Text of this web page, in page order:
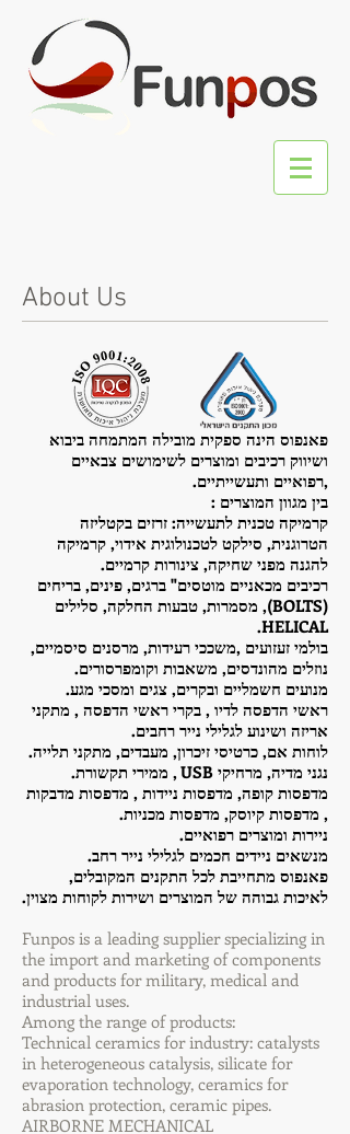
About Us
פאנפוס הינה ספקית מובילה המתמחה ביבוא
ושיווק רכיבים ומוצרים לשימושים צבאיים
,רפואיים ותעשייתיים.
בין מגוון המוצרים :
קרמיקה טכנית לתעשייה: זרזים בקטליזה
הטרוגנית, סילקט לטכנולוגית אידוי, קרמיקה
להגנה מפני שחיקה, צינורות קרמיים.
רכיבים מכאניים מוטסים" ברגים, פינים, בריחים
(BOLTS), מסמרות, טבעות החלקה, סלילים
HELICAL.
בולמי זעזועים ,משככי רעידות, מרסנים סיסמיים,
נוזלים מהונדסים, משאבות וקומפרסורים.
מנועים חשמליים ובקרים, צגים ומסכי מגע.
ראשי הדפסה לדיו , בקרי ראשי הדפסה , מתקני
אריזה ושינוע לגלילי נייר רחבים.
לוחות אם, כרטיסי זיכרון, מעבדים, מתקני תלייה.
נגני מדיה, מרחיקי USB , ממירי תקשורת.
מדפסות קופה, מדפסות ניידות , מדפסות מדבקות
, מדפסות קיוסק, מדפסות מכניות.
ניירות ומוצרים רפואיים.
מנשאים ניידים חכמים לגלילי נייר רחב.
פאנפוס מתחייבת לכל התקנים המקובלים,
לאיכות גבוהה של המוצרים ושירות לקוחות מצוין.
Funpos is a leading supplier specializing in
the import and marketing of components
and products for military, medical and
industrial uses.
Among the range of products:
Technical ceramics for industry: catalysts
in heterogeneous catalysis, silicate for
evaporation technology, ceramics for
abrasion protection, ceramic pipes.
AIRBORNE MECHANICAL